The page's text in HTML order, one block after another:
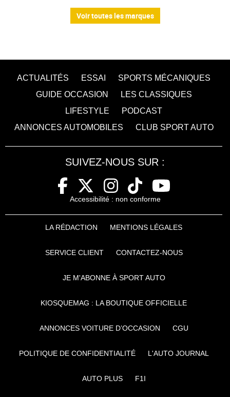
Voir toutes les marques
ACTUALITÉS ESSAI
SPORTS MÉCANIQUES
GUIDE OCCASION
LES CLASSIQUES
LIFESTYLE
PODCAST
ANNONCES AUTOMOBILES
CLUB SPORT AUTO
SUIVEZ-NOUS SUR :
Accessibilité : non conforme
LA RÉDACTION MENTIONS LÉGALES
SERVICE CLIENT CONTACTEZ-NOUS
JE M'ABONNE À SPORT AUTO
KIOSQUEMAG : LA BOUTIQUE OFFICIELLE
ANNONCES VOITURE D’OCCASION CGU
POLITIQUE DE CONFIDENTIALITÉ L'AUTO JOURNAL
AUTO PLUS F1I